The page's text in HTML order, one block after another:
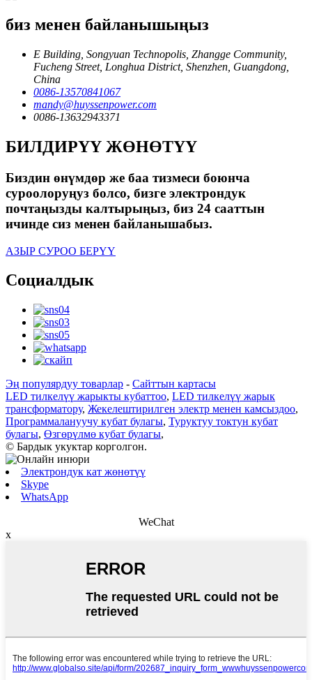
биз менен байланышыңыз
E Building, Songyuan Technopolis, Zhangge Community,
Fucheng Street, Longhua District, Shenzhen, Guangdong,
China
0086-13570841067
mandy@huyssenpower.com
0086-13632943371
БИЛДИРҮҮ ЖӨНӨТҮҮ
Биздин өнүмдөр же баа тизмеси боюнча
суроолоруңуз болсо, бизге электрондук
почтаңызды калтырыңыз, биз 24 сааттын
ичинде сиз менен байланышабыз.
АЗЫР СУРОО БЕРҮҮ
Социалдык
Эң популярдуу товарлар - Сайттын картасы
LED тилкелүү жарыкты кубаттоо, LED тилкелүү жарык
трансформатору, Жекелештирилген электр менен камсыздоо,
Программалануучу кубат булагы, Туруктуу токтун кубат
булагы, Өзгөрүлмө кубат булагы,
© Бардык укуктар корголгон.
Электрондук кат жөнөтүү
Skype
WhatsApp
WeChat
x